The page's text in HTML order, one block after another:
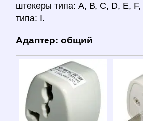
штекеры типа: A, B, C, D, E, F,
типа: I.
Адаптер: общий